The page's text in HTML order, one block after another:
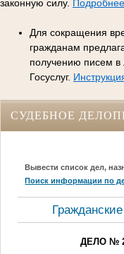
законную силу. Подробнее
Для сокращения
гражданам
получению писем в
Госуслуг.
СУДЕБНОЕ
Вывести список дел,
Поиск информации по
ДЕЛО №